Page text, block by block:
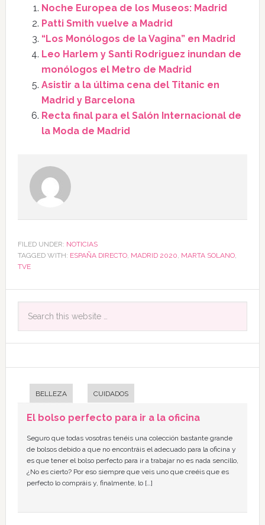
Noche Europea de los Museos: Madrid
Patti Smith vuelve a Madrid
“Los Monólogos de la Vagina” en Madrid
Leo Harlem y Santi Rodriguez inundan de
monólogos el Metro de Madrid
Asistir a la última cena del Titanic en
Madrid y Barcelona
Recta final para el Salón Internacional de
la Moda de Madrid
FILED UNDER: NOTICIAS
TAGGED WITH: ESPAÑA DIRECTO, MADRID 2020, MARTA SOLANO,
TVE
BELLEZA CUIDADOS
El bolso perfecto para ir a la oficina
Seguro que todas vosotras tenéis una colección bastante grande
de bolsos debido a que no encontráis el adecuado para la oficina y
es que tener el bolso perfecto para ir a trabajar no es nada sencillo,
¿No es cierto? Por eso siempre que veis uno que creéis que es
perfecto lo compráis y, finalmente, lo […]